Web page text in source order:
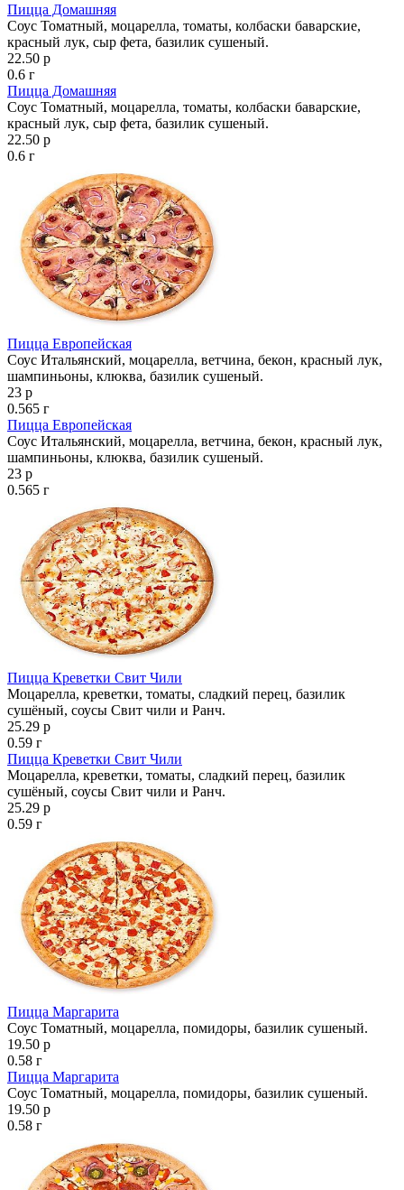
Пицца Домашняя
Соус Томатный, моцарелла, томаты, колбаски баварские,
красный лук, сыр фета, базилик сушеный.
22.50 р
0.6 г
Пицца Домашняя
Соус Томатный, моцарелла, томаты, колбаски баварские,
красный лук, сыр фета, базилик сушеный.
22.50 р
0.6 г
Пицца Европейская
Соус Итальянский, моцарелла, ветчина, бекон, красный лук,
шампиньоны, клюква, базилик сушеный.
23 р
0.565 г
Пицца Европейская
Соус Итальянский, моцарелла, ветчина, бекон, красный лук,
шампиньоны, клюква, базилик сушеный.
23 р
0.565 г
Пицца Креветки Свит Чили
Моцарелла, креветки, томаты, сладкий перец, базилик
сушёный, соусы Свит чили и Ранч.
25.29 р
0.59 г
Пицца Креветки Свит Чили
Моцарелла, креветки, томаты, сладкий перец, базилик
сушёный, соусы Свит чили и Ранч.
25.29 р
0.59 г
Пицца Маргарита
Соус Томатный, моцарелла, помидоры, базилик сушеный.
19.50 р
0.58 г
Пицца Маргарита
Соус Томатный, моцарелла, помидоры, базилик сушеный.
19.50 р
0.58 г